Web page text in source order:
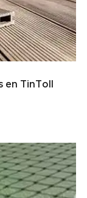
en TinToll